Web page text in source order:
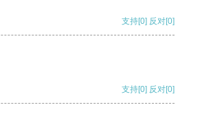
支持[0] 反对[0]
支持[0] 反对[0]